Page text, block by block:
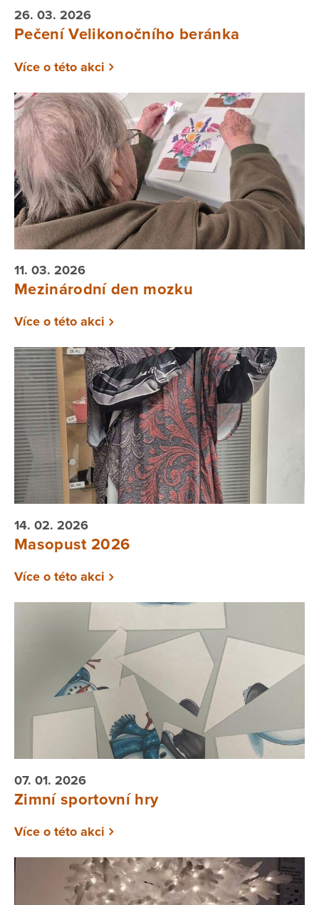
26. 03. 2026
Pečení Velikonočního beránka
Více o této akci
11. 03. 2026
Mezinárodní den mozku
Více o této akci
14. 02. 2026
Masopust 2026
Více o této akci
07. 01. 2026
Zimní sportovní hry
Více o této akci